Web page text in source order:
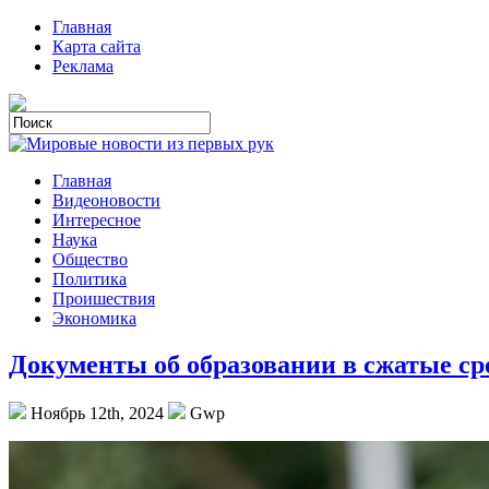
Главная
Карта сайта
Реклама
Главная
Видеоновости
Интересное
Наука
Общество
Политика
Проишествия
Экономика
Документы об образовании в сжатые
Ноябрь 12th, 2024 Gwp